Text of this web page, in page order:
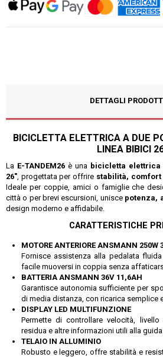
DETTAGLI
BICICLETTA ELETTRICA A DUE
LINEA BIBICI
La E-TANDEM26è una bicicletta elettrica
26″, progettata per offrire stabilità,
Ideale per coppie, amici o famiglie che
città o per brevi escursioni, unisce potenza,
design moderno e affidabile.
CARATTERISTICHE
MOTORE ANTERIORE ANSMANN
Fornisce assistenza alla pedalata
facile muoversi in coppia senza
BATTERIA ANSMANN 36V 11,6AH
Garantisce autonomia sufficiente per
di media distanza, con ricarica semplice
DISPLAY LED MULTIFUNZIONE
Permette di controllare velocità,
residua e altre informazioni utili alla guida.
TELAIO IN ALLUMINIO
Robusto e leggero, offre stabilità e